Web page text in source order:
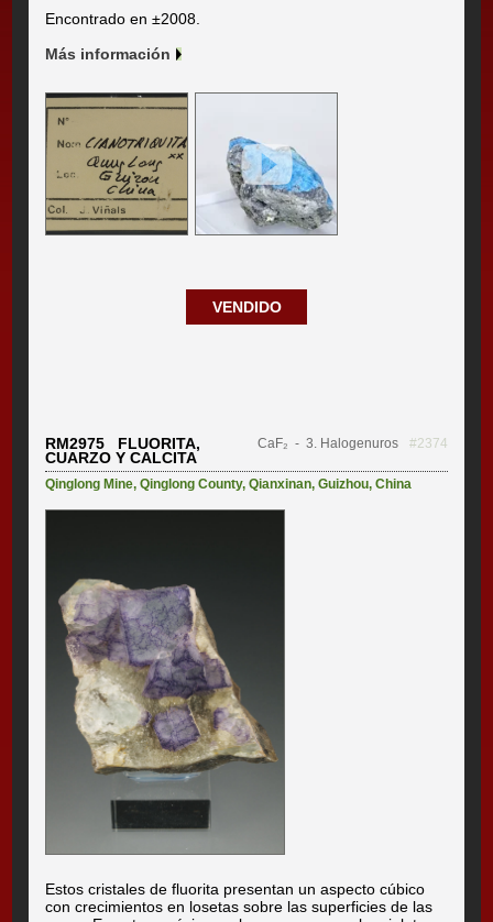
Encontrado en ±2008.
Más información
VENDIDO
RM2975 FLUORITA,
CUARZO Y CALCITA
CaF₂ - 3. Halogenuros #2374
Qinglong Mine,Qinglong County,Qianxinan,Guizhou,China
Estos cristales de fluorita presentan un aspecto cúbico
con crecimientos en losetas sobre las superficies de las